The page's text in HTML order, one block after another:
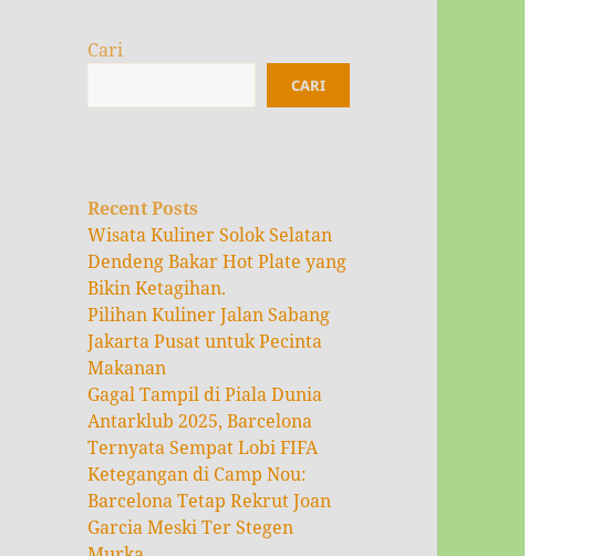
Cari
CARI
Recent Posts
Wisata Kuliner Solok Selatan
Dendeng Bakar Hot Plate yang
Bikin Ketagihan.
Pilihan Kuliner Jalan Sabang
Jakarta Pusat untuk Pecinta
Makanan
Gagal Tampil di Piala Dunia
Antarklub 2025, Barcelona
Ternyata Sempat Lobi FIFA
Ketegangan di Camp Nou:
Barcelona Tetap Rekrut Joan
Garcia Meski Ter Stegen